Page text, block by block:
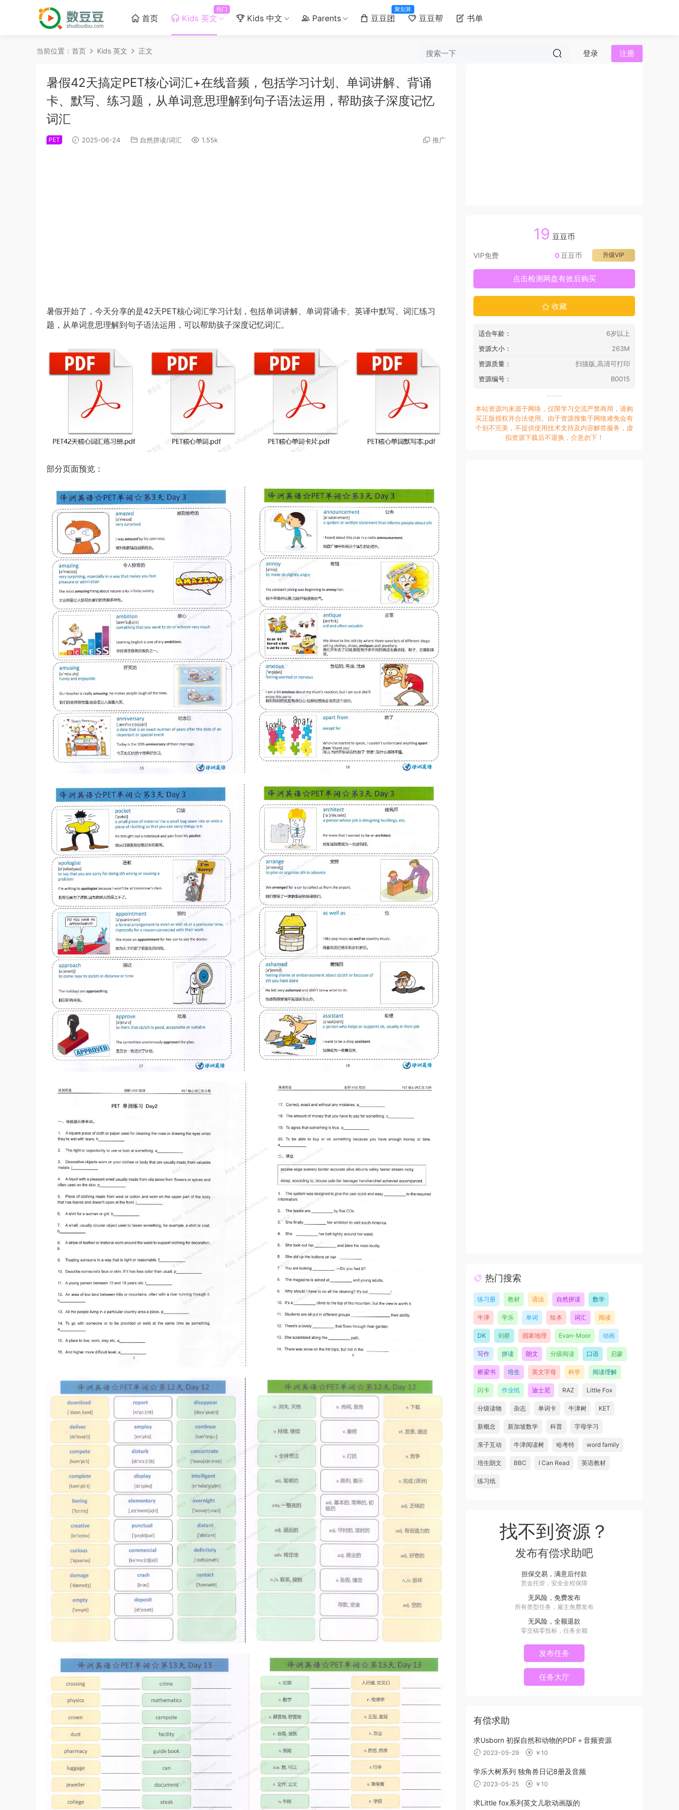
首页 Kids 英文
热门
Kids 中文 Parents 豆豆团
聚划算
豆豆帮 书单
登录 注册
当前位置： 首页 Kids 英文 正文
暑假42天搞定PET核心词汇+在线音频，包括学习计划、单词讲解、背诵
卡、默写、练习题，从单词意思理解到句子语法运用，帮助孩子深度记忆
词汇
PET 2025-06-24 自然拼读/词汇 1.55k 推广
暑假开始了，今天分享的是42天PET核心词汇学习计划，包括单词讲解、单词背诵卡、英译中默写、词汇练习
题，从单词意思理解到句子语法运用，可以帮助孩子深度记忆词汇。
部分页面预览：
19 豆豆币
VIP免费 升级VIP
0 豆豆币
点击检测网盘有效后购买
收藏
适合年龄：
6岁以上
资源大小：
263M
资源质量：
扫描版,高清可打印
资源编号：
B0015
本站资源均来源于网络，仅限学习交流严禁商用，请购
买正版授权并合法使用。由于资源搜集于网络难免会有
个别不完美，不提供使用技术支持及内容解答服务，虚
拟资源下载后不退换，介意勿下！
热门搜索
练习册 教材 语法 自然拼读 数学
牛津 学乐 单词 绘本 词汇 阅读
DK 剑桥 国家地理 Evan-Moor 动画
写作 拼读 朗文 分级阅读 口语 启蒙
桥梁书 培生 英文字母 科学 阅读理解
闪卡 作业纸 迪士尼 RAZ Little Fox
分级读物 杂志 单词卡 牛津树 KET
新概念 新加坡数学 科普 字母学习
亲子互动 牛津阅读树 哈考特 word family
培生朗文 BBC I Can Read 英语教材
练习纸
找不到资源？
发布有偿求助吧
担保交易，满意后付款
赏金托管，安全全程保障
无风险，免费发布
所有类型任务，雇主免费发布
无风险，全额退款
零交稿零投标，任务全额
发布任务
任务大厅
有偿求助
求Usborn 初探自然和动物的PDF＋音频资源
2023-05-29 ￥10
学乐大树系列 独角兽日记8册及音频
2023-05-25 ￥10
求Little fox系列英文儿歌动画版的